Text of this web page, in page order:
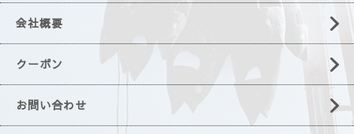
会社概要
クーポン
お問い合わせ